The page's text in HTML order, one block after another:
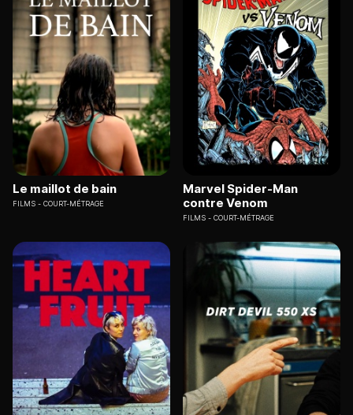
Le maillot de bain
FILMS COURT-MÉTRAGE
Marvel Spider-Man
contre Venom
FILMS COURT-MÉTRAGE